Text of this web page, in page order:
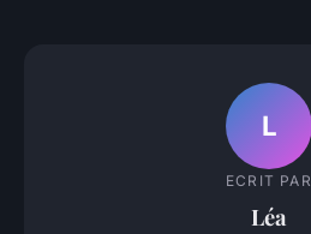
L
ECRIT PAR
Léa